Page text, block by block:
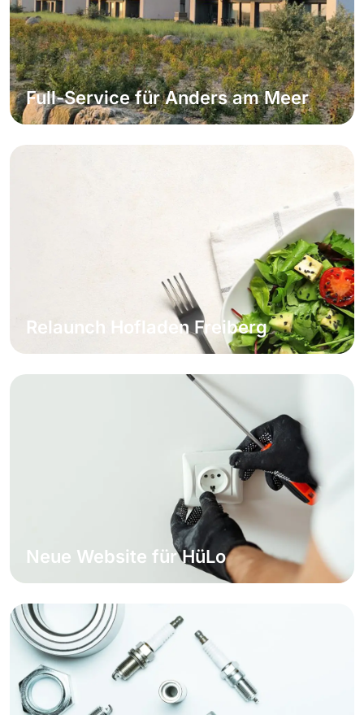
Full-Service für Anders am Meer
Relaunch Hofladen Freiberg
Neue Website für HüLo
Weiterlesen